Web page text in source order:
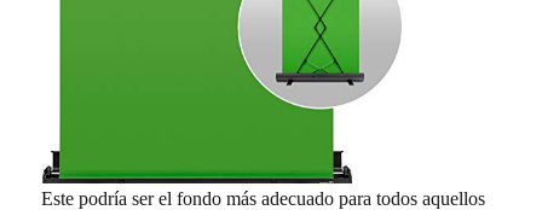
Este podría ser el fondo más adecuado para todos aquellos